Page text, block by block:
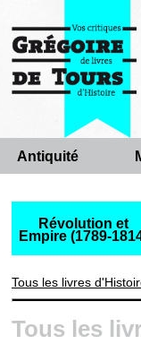
Antiquité
Révolution et
Empire (1789-
Tous les livres
Tous les